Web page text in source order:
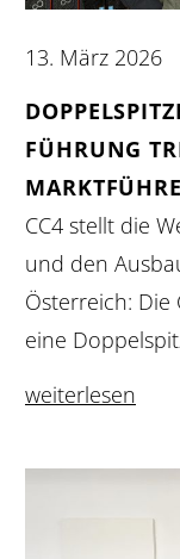
FÜHRUNG
13. März 2026
CC4 stellt die
und den
Österreich:
eine
weiterlesen